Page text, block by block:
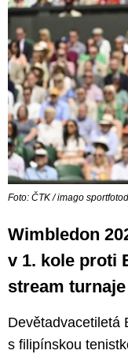
Foto: ČTK / imago
Wimbledon
v 1. kole proti
stream
Devětadvacetiletá
s filipínskou